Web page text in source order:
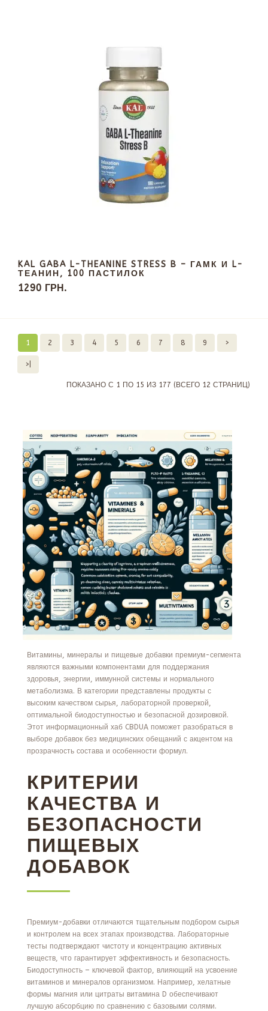
KAL GABA L-THEANINE STRESS B – ГАМК И L-
ТЕАНИН, 100 ПАСТИЛОК
1290 ГРН.
1 2 3 4 5 6 7 8 9 >
>|
ПОКАЗАНО С 1 ПО 15 ИЗ 177 (ВСЕГО 12 СТРАНИЦ)
Витамины, минералы и пищевые добавки премиум-сегмента
являются важными компонентами для поддержания
здоровья, энергии, иммунной системы и нормального
метаболизма. В категории представлены продукты с
высоким качеством сырья, лабораторной проверкой,
оптимальной биодоступностью и безопасной дозировкой.
Этот информационный хаб CBDUA поможет разобраться в
выборе добавок без медицинских обещаний с акцентом на
прозрачность состава и особенности формул.
КРИТЕРИИ
КАЧЕСТВА И
БЕЗОПАСНОСТИ
ПИЩЕВЫХ
ДОБАВОК
Премиум-добавки отличаются тщательным подбором сырья
и контролем на всех этапах производства. Лабораторные
тесты подтверждают чистоту и концентрацию активных
веществ, что гарантирует эффективность и безопасность.
Биодоступность – ключевой фактор, влияющий на усвоение
витаминов и минералов организмом. Например, хелатные
формы магния или цитраты витамина D обеспечивают
лучшую абсорбцию по сравнению с базовыми солями.